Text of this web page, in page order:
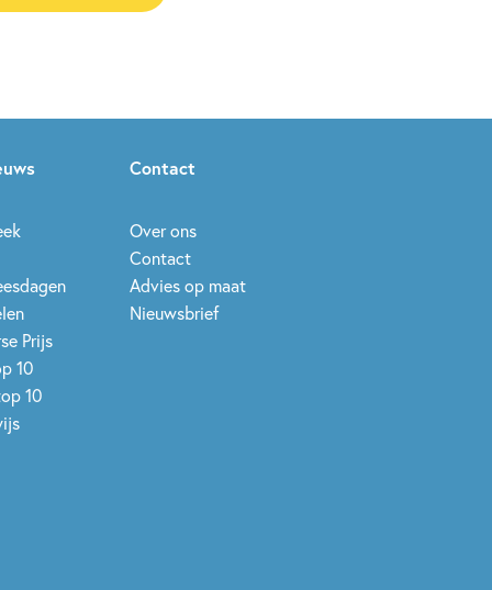
Prijs
10
10
Contact
Over ons
Contact
Advies op maat
Nieuwsbrief